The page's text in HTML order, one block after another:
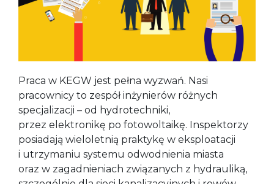
Praca w KEGW jest pełna wyzwań. Nasi
pracownicy to zespół inżynierów różnych
specjalizacji – od hydrotechniki,
przez elektronikę po fotowoltaikę. Inspektorzy
posiadają wieloletnią praktykę w eksploatacji
i utrzymaniu systemu odwodnienia miasta
oraz w zagadnieniach związanych z hydrauliką,